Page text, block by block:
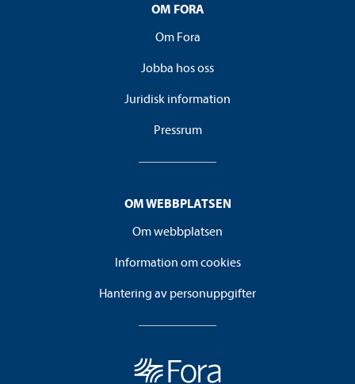
OM FORA
Om Fora
Jobba hos oss
Juridisk information
Pressrum
OM WEBBPLATSEN
Om webbplatsen
Information om cookies
Hantering av personuppgifter